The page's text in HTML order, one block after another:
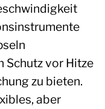
Schutz vor Hitze
zu bieten.
aber